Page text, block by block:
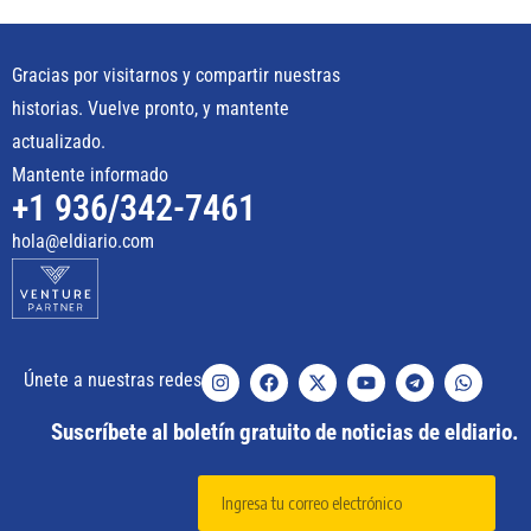
Gracias por visitarnos y compartir nuestras
historias. Vuelve pronto, y mantente
actualizado.
Mantente informado
+1 936/342-7461
hola@eldiario.com
Únete a nuestras redes
Suscríbete al boletín gratuito de noticias de eldiario.